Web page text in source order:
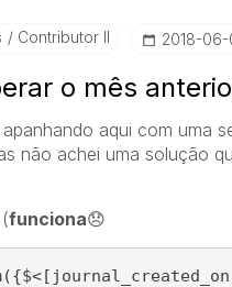
Contributor II ‎2018-06-
o mês
aqui com uma
não achei uma solução
funciona😞